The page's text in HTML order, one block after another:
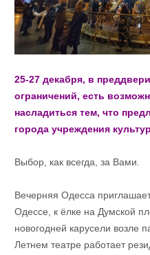
25-27 декабря, в
ограничений, есть
насладиться тем, что
города учреждения
Выбор, как всегда, за Вами.
Вечерняя Одесса
Одессе, к ёлке на Думской
новогодней карусели возле
Летнем театре работает